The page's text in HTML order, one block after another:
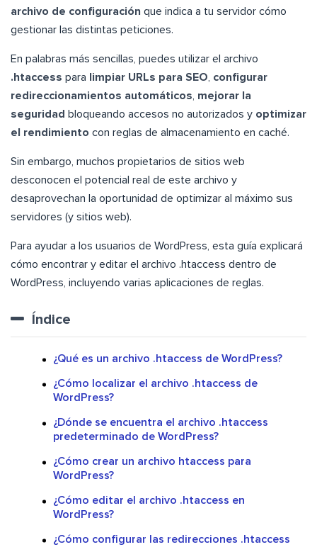
archivo de configuración que indica a tu servidor cómo
gestionar las distintas peticiones.
En palabras más sencillas, puedes utilizar el archivo
.htaccess para limpiar URLs para SEO, configurar
redireccionamientos automáticos, mejorar la
seguridad bloqueando accesos no autorizados y optimizar
el rendimiento con reglas de almacenamiento en caché.
Sin embargo, muchos propietarios de sitios web
desconocen el potencial real de este archivo y
desaprovechan la oportunidad de optimizar al máximo sus
servidores (y sitios web).
Para ayudar a los usuarios de WordPress, esta guía explicará
cómo encontrar y editar el archivo .htaccess dentro de
WordPress, incluyendo varias aplicaciones de reglas.
Índice
¿Qué es un archivo .htaccess de WordPress?
¿Cómo localizar el archivo .htaccess de
WordPress?
¿Dónde se encuentra el archivo .htaccess
predeterminado de WordPress?
¿Cómo crear un archivo htaccess para
WordPress?
¿Cómo editar el archivo .htaccess en
WordPress?
¿Cómo configurar las redirecciones .htaccess